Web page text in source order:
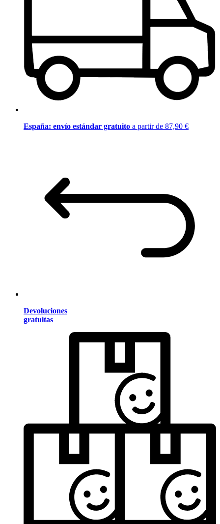
España: envío estándar gratuito a partir de 87,90 €
Devoluciones
gratuitas